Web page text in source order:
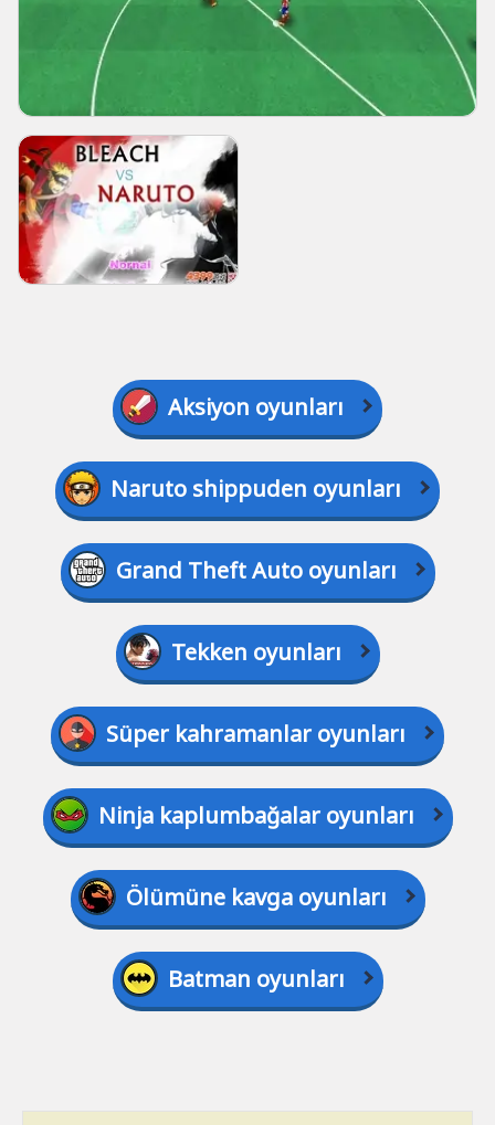
Aksiyon oyunları
Naruto shippuden oyunları
Grand Theft Auto oyunları
Tekken oyunları
Süper kahramanlar oyunları
Ninja kaplumbağalar oyunları
Ölümüne kavga oyunları
Batman oyunları